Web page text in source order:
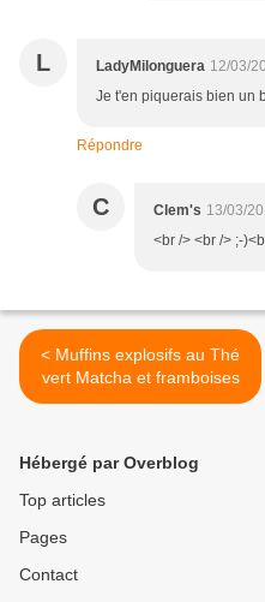
L LadyMilonguera 12/03/
Je t'en piquerais bien un
Répondre
C Clem's 13/03/
<br /> <br /> ;-
< Muffins explosifs au Thé
vert Matcha et framboises
Hébergé par Overblog
Top articles
Pages
Contact